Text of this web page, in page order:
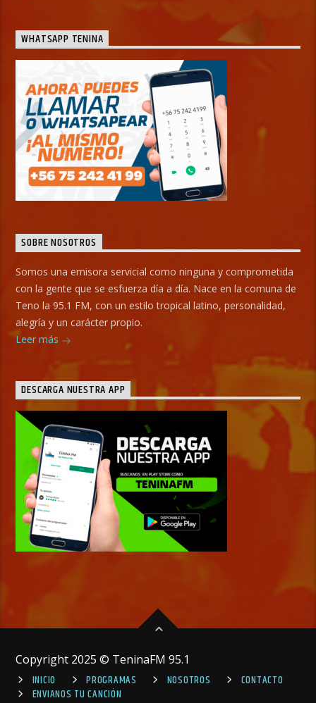
WHATSAPP TENINA
SOBRE NOSOTROS
Somos una emisora servicial como ninguna y comprometida
con la gente que se esfuerza día a día. Nace en la comuna de
Teno la 95.1 FM, con un estilo tropical latino, personalidad,
alegría y un carácter propio.
Leer más
DESCARGA NUESTRA APP
Copyright 2025 © TeninaFM 95.1
INICIO
PROGRAMAS NOSOTROS
CONTACTO
ENVIANOS TU CANCIÓN